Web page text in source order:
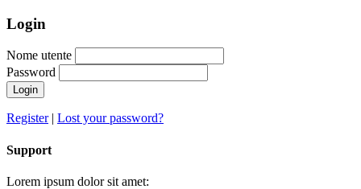
Login
Nome utente
Password
Login
Register| Lost your password?
Support
Lorem ipsum dolor sit amet: